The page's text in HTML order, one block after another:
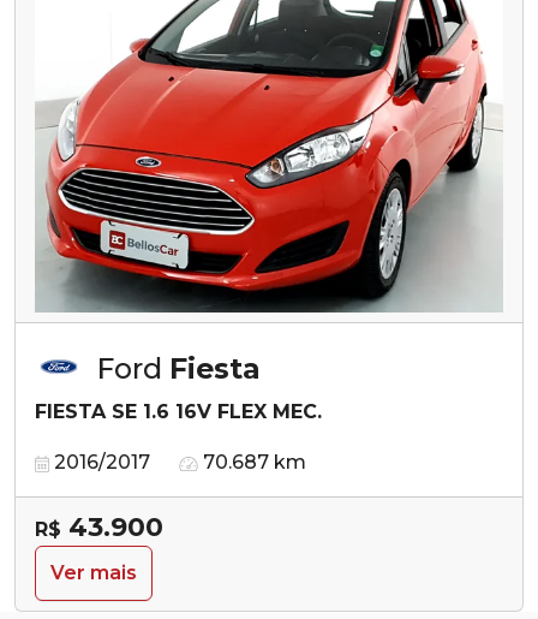
Ford Fiesta
FIESTA SE 1.6 16V FLEX MEC.
2016/2017 70.687 km
R$ 43.900
Ver mais